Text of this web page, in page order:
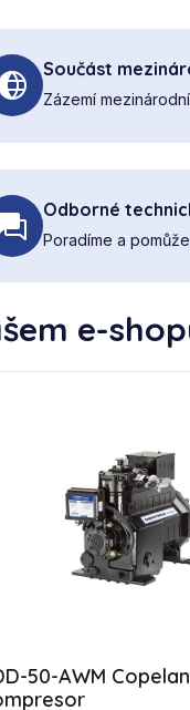
Součást
Zázemí
Odborné
Poradíme a
e-
50-AWM